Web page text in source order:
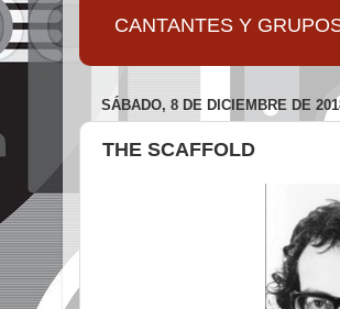
CANTANTES Y
SÁBADO, 8 DE DICIEMBRE DE
THE SCAFFOLD